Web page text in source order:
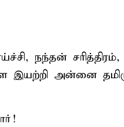
நந்தன்
இயற்றி அன்னை